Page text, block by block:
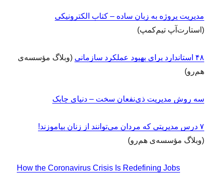
مدیریت پروژه به زبان ساده – کتاب الکترونیکی
(استارت‌آپ تیم‌کمپ)
۴۸ استاندارد برای بهبود عملکرد سازمانی
(وبلاگ مؤسسه‌ی
هم‌رو)
سه روش مدیریت ذی‌نفعان سخت – دنیای چابک
۷ درس مدیریتی که مردان می‌توانند از زنان بیاموزند!
(وبلاگ مؤسسه‌ی هم‌رو)
How the Coronavirus Crisis Is Redefining Jobs